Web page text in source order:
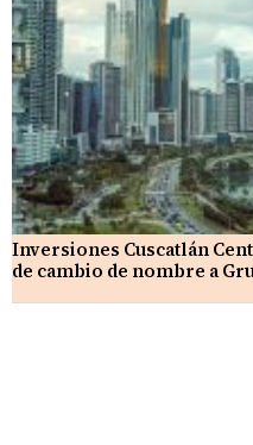
Inversiones Cuscatlán
de cambio de nombre a